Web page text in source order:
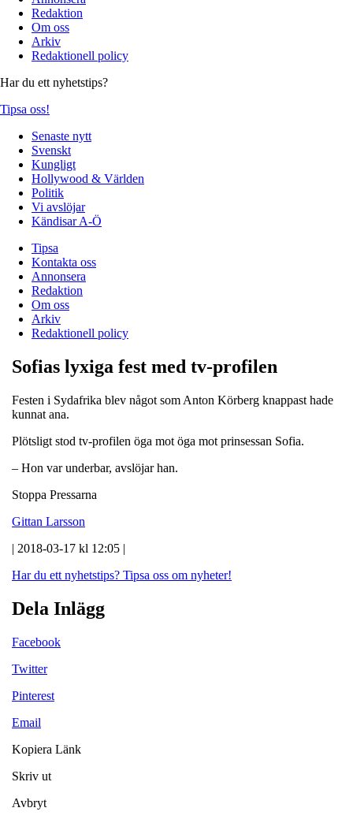
Redaktion
Om oss
Arkiv
Redaktionell policy
Har du ett nyhetstips?
Tipsa oss!
Senaste nytt
Svenskt
Kungligt
Hollywood & Världen
Politik
Vi avslöjar
Kändisar A-Ö
Tipsa
Kontakta oss
Annonsera
Redaktion
Om oss
Arkiv
Redaktionell policy
Sofias lyxiga fest med tv-profilen
Festen i Sydafrika blev något som Anton Körberg knappast hade
kunnat ana.
Plötsligt stod tv-profilen öga mot öga mot prinsessan Sofia.
– Hon var underbar, avslöjar han.
Stoppa Pressarna
Gittan Larsson
| 2018-03-17 kl 12:05 |
Har du ett nyhetstips? Tipsa oss om nyheter!
Dela Inlägg
Facebook
Twitter
Pinterest
Email
Kopiera Länk
Skriv ut
Avbryt